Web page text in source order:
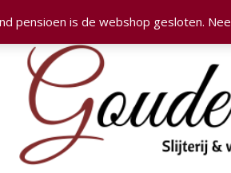
pensioen is de webshop gesloten.